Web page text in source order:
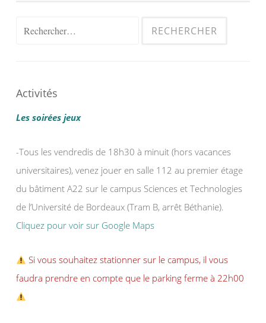
Rechercher :
Activités
Les soirées jeux
-Tous les vendredis de 18h30 à minuit (hors vacances
universitaires), venez jouer en salle 112 au premier étage
du bâtiment A22 sur le campus Sciences et Technologies
de l’Université de Bordeaux (Tram B, arrêt Béthanie).
Cliquez pour voir sur Google Maps
Si vous souhaitez stationner sur le campus, il vous
faudra prendre en compte que le parking ferme à 22h00